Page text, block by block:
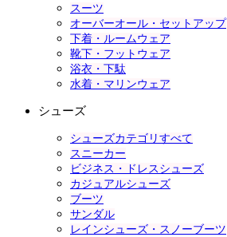
スーツ
オーバーオール・セットアップ
下着・ルームウェア
靴下・フットウェア
浴衣・下駄
水着・マリンウェア
シューズ
シューズカテゴリすべて
スニーカー
ビジネス・ドレスシューズ
カジュアルシューズ
ブーツ
サンダル
レインシューズ・スノーブーツ